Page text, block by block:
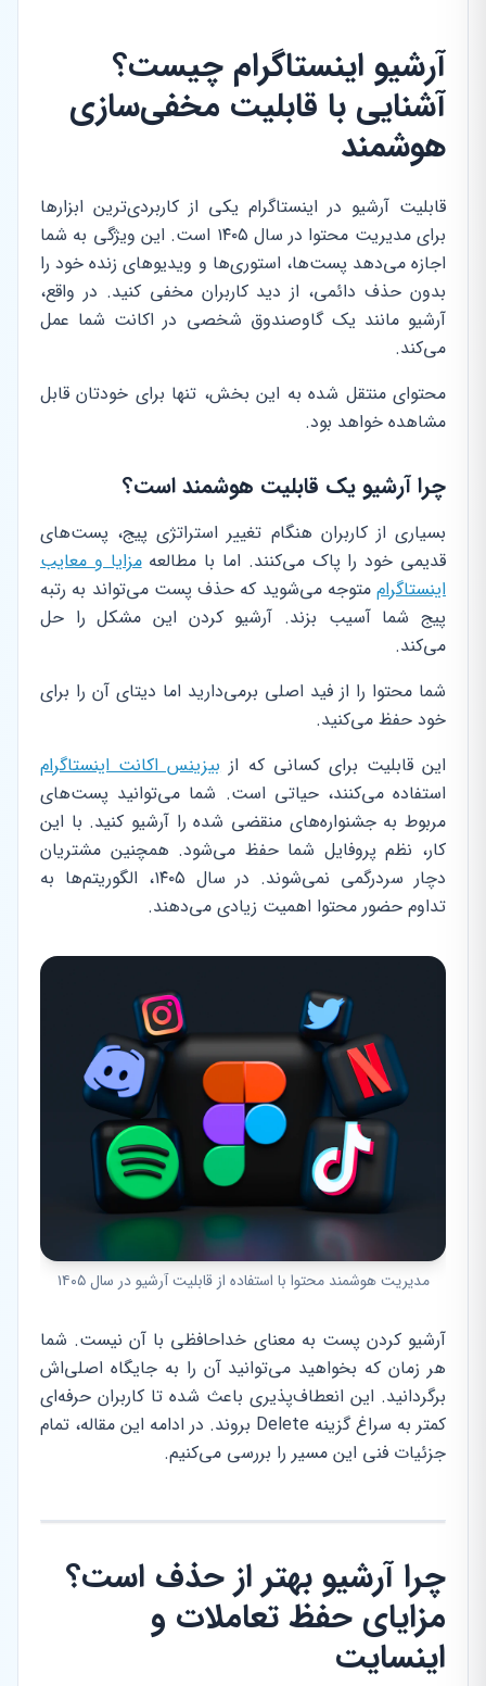
آرشیو اینستاگرام چیست؟
آشنایی با قابلیت مخفی‌سازی
هوشمند
قابلیت آرشیو در اینستاگرام یکی از کاربردی‌ترین ابزارها
برای مدیریت محتوا در سال ۱۴۰۵ است. این ویژگی به شما
اجازه می‌دهد پست‌ها، استوری‌ها و ویدیوهای زنده خود را
بدون حذف دائمی، از دید کاربران مخفی کنید. در واقع،
آرشیو مانند یک گاوصندوق شخصی در اکانت شما عمل
می‌کند.
محتوای منتقل شده به این بخش، تنها برای خودتان قابل
مشاهده خواهد بود.
چرا آرشیو یک قابلیت هوشمند است؟
بسیاری از کاربران هنگام تغییر استراتژی پیج، پست‌های
قدیمی خود را پاک می‌کنند. اما با مطالعهمزایا و معایب
اینستاگرام متوجه می‌شوید که حذف پست می‌تواند به رتبه
پیج شما آسیب بزند. آرشیو کردن این مشکل را حل
می‌کند.
شما محتوا را از فید اصلی برمی‌دارید اما دیتای آن را برای
خود حفظ می‌کنید.
این قابلیت برای کسانی که ازبیزینس اکانت اینستاگرام
استفاده می‌کنند، حیاتی است. شما می‌توانید پست‌های
مربوط به جشنواره‌های منقضی شده را آرشیو کنید. با این
کار، نظم پروفایل شما حفظ می‌شود. همچنین مشتریان
دچار سردرگمی نمی‌شوند. در سال ۱۴۰۵، الگوریتم‌ها به
تداوم حضور محتوا اهمیت زیادی می‌دهند.
مدیریت هوشمند محتوا با استفاده از قابلیت آرشیو در سال ۱۴۰۵
آرشیو کردن پست به معنای خداحافظی با آن نیست. شما
هر زمان که بخواهید می‌توانید آن را به جایگاه اصلی‌اش
برگردانید. این انعطاف‌پذیری باعث شده تا کاربران حرفه‌ای
کمتر به سراغ گزینه Delete بروند. در ادامه این مقاله، تمام
جزئیات فنی این مسیر را بررسی می‌کنیم.
چرا آرشیو بهتر از حذف است؟
مزایای حفظ تعاملات و
اینسایت